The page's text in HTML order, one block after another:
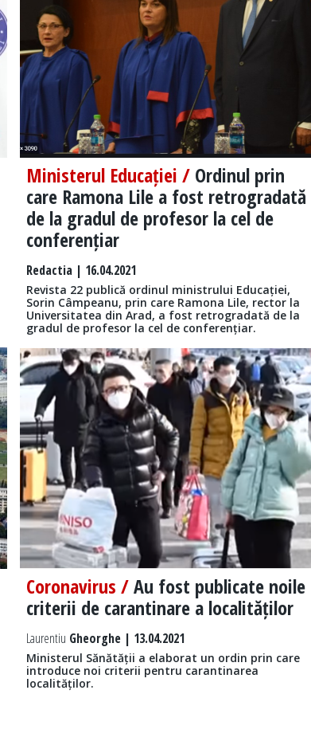
Ministerul Educației / Ordinul prin
care Ramona Lile a fost retrogradată
de la gradul de profesor la cel de
conferențiar
Redactia| 16.04.2021
Revista 22 publică ordinul ministrului Educației,
Sorin Câmpeanu, prin care Ramona Lile, rector la
Universitatea din Arad, a fost retrogradată de la
gradul de profesor la cel de conferențiar.
Coronavirus /Au fost publicate noile
criterii de carantinare a localităților
Laurentiu Gheorghe | 13.04.2021
Ministerul Sănătății a elaborat un ordin prin care
introduce noi criterii pentru carantinarea
localităților.